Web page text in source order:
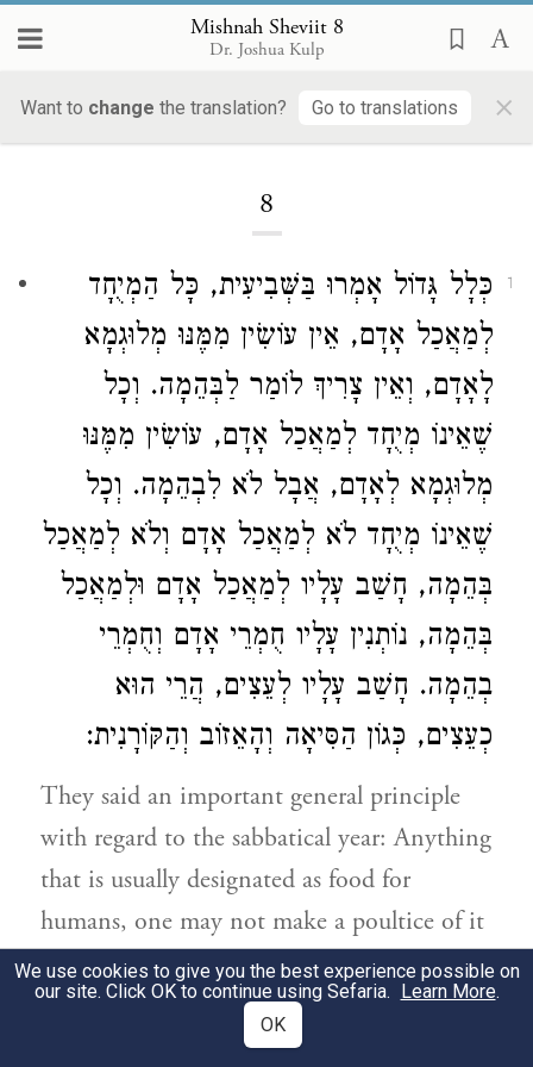
Mishnah Sheviit 8
Dr. Joshua Kulp
Want to change the translation? Go to translations ×
8
1
כְּלָל גָּדוֹל אָמְרוּ בַּשְּׁבִיעִית, כָּל הַמְיֻחָד
לְמַאֲכַל אָדָם, אֵין עוֹשִׂין מִמֶּנּוּ מְלוּגְמָא
לָאָדָם, וְאֵין צָרִיךְ לוֹמַר לַבְּהֵמָה. וְכָל
שֶׁאֵינוֹ מְיֻחָד לְמַאֲכַל אָדָם, עוֹשִׂין מִמֶּנּוּ
מְלוּגְמָא לְאָדָם, אֲבָל לֹא לִבְהֵמָה. וְכָל
שֶׁאֵינוֹ מְיֻחָד לֹא לְמַאֲכַל אָדָם וְלֹא לְמַאֲכַל
בְּהֵמָה, חָשַׁב עָלָיו לְמַאֲכַל אָדָם וּלְמַאֲכַל
בְּהֵמָה, נוֹתְנִין עָלָיו חֻמְרֵי אָדָם וְחֻמְרֵי
בְהֵמָה. חָשַׁב עָלָיו לְעֵצִים, הֲרֵי הוּא
כְעֵצִים, כְּגוֹן הַסִּיאָה וְהָאֵזוֹב וְהַקּוֹרָנִית:
They said an important general principle
with regard to the sabbatical year: Anything
that is usually designated as food for
humans, one may not make a poultice of it
for a person. And there is no need to say
[that he may not make a poultice of it] for
a beast. Anything that is not usually
We use cookies to give you the best experience possible on
our site. Click OK to continue using Sefaria. Learn More.
OK